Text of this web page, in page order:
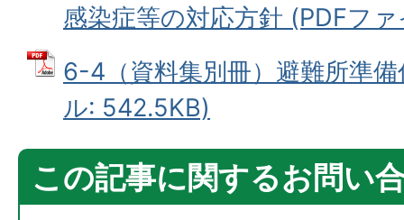
感染症等の対応方針 (PDFフ
6-4（資料集別冊）避難所準
ル: 542.5KB)
この記事に関するお問い